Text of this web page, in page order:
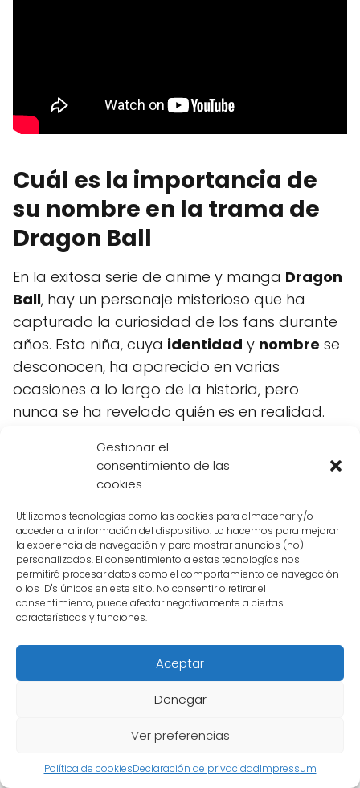
Gestionar el
consentimiento de las
cookies
Utilizamos tecnologías como las cookies para almacenar y/o
acceder a la información del dispositivo. Lo hacemos para mejorar
la experiencia de navegación y para mostrar anuncios (no)
personalizados. El consentimiento a estas tecnologías nos
permitirá procesar datos como el comportamiento de navegación
o los ID's únicos en este sitio. No consentir o retirar el
consentimiento, puede afectar negativamente a ciertas
características y funciones.
Aceptar
Denegar
Ver preferencias
Política de cookiesDeclaración de privacidadImpressum
Cuál es la importancia de
su nombre en la trama de
Dragon Ball
En la exitosa serie de anime y manga Dragon
Ball, hay un personaje misterioso que ha
capturado la curiosidad de los fans durante
años. Esta niña, cuya identidad y nombre se
desconocen, ha aparecido en varias
ocasiones a lo largo de la historia, pero
nunca se ha revelado quién es en realidad.
Contenido relacionado:
El misterio del nombre del gordo de
Goku: ¿Quién es realmente?
La importancia de su nombre radica en el
hecho de que muchos creen que podría
tener un papel importante en la trama de
y su conexión con otros personajes
principales han llevado a teorías y
especulaciones sobre su identidad y su
Algunos fanáticos especulan que esta niña